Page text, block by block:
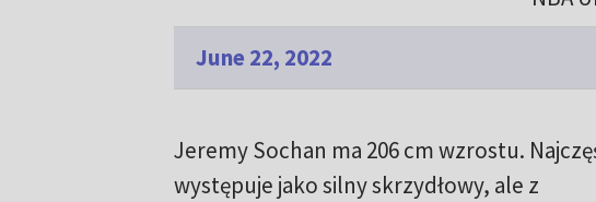
June 22, 2022
Jeremy Sochan ma 206 cm wzrostu.
występuje jako silny skrzydłowy, ale z